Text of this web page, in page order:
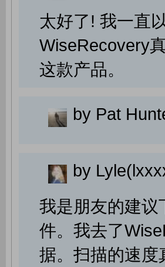
太好了! 我一直
WiseRecovery
这款产品。
by Pat
by
我是朋友的建议
件。我去了
据。扫描的速度